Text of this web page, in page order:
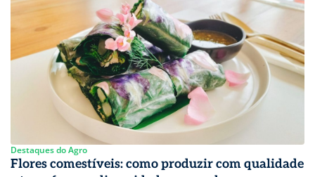
Destaques do Agro
Flores comestíveis: como produzir com qualidade